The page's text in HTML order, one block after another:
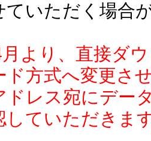
ていただく場合
より、直接ダ
ド方式へ変更さ
ドレス宛にデー
していただきま